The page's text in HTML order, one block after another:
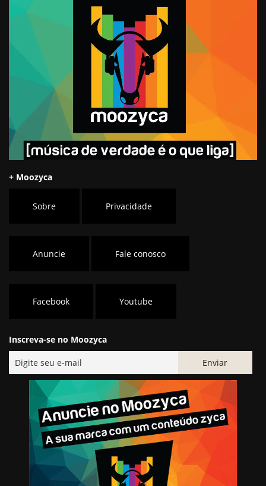
+ Moozyca
Sobre Privacidade
Anuncie Fale conosco
Facebook Youtube
Inscreva-se no Moozyca